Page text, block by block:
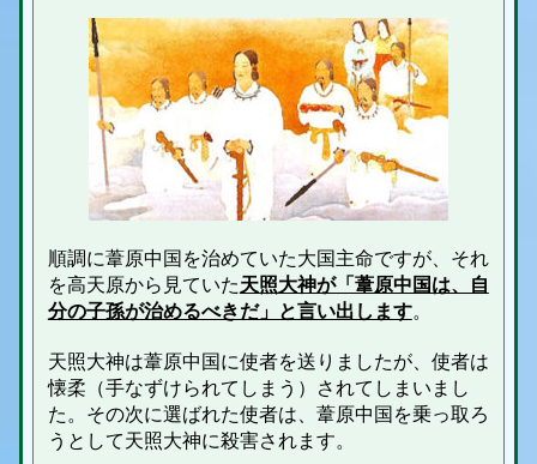
順調に葦原中国を治めていた大国主命ですが、それ
を高天原から見ていた天照大神が「葦原中国は、自
分の子孫が治めるべきだ」と言い出します。
天照大神は葦原中国に使者を送りましたが、使者は
懐柔（手なずけられてしまう）されてしまいまし
た。その次に選ばれた使者は、葦原中国を乗っ取ろ
うとして天照大神に殺害されます。